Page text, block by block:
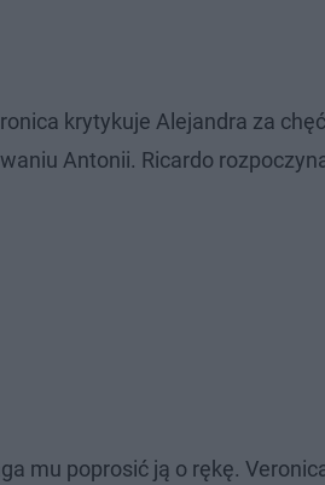
krytykuje Alejandra za
Antonii. Ricardo
mu poprosić ją o rękę.